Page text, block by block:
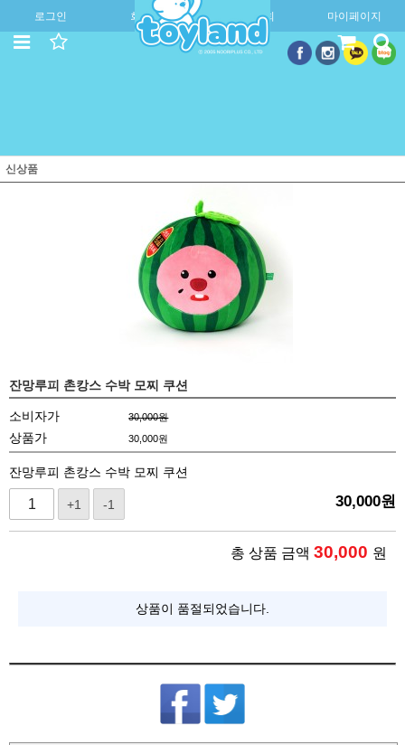
로그인 회원가입 주문조회 마이페이지
신상품
잔망루피 촌캉스 수박 모찌 쿠션
소비자가 30,000원
상품가 30,000원
잔망루피 촌캉스 수박 모찌 쿠션
+1 -1 30,000원
총 상품 금액 30,000 원
상품이 품절되었습니다.